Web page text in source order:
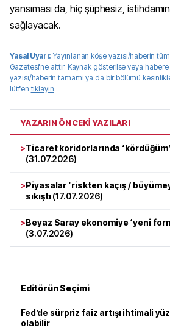
yansıması da, hiç şüphesiz, istihdamın
sağlayacak.
Yasal Uyarı: Yayınlanan köşe yazısı/haberin
Gazetesi'ne aittir. Kaynak gösterilse veya
yazısı/haberin tamamı ya da bir bölümü
lütfen tıklayın.
YAZARIN ÖNCEKİ YAZILARI
>Ticaret koridorlarında
(31.07.2026)
>Piyasalar ‘riskten kaçış /
sıkıştı(17.07.2026)
>Beyaz Saray ekonomiye ‘yeni
(3.07.2026)
Editörün Seçimi
Fed’de sürpriz faiz artışı ihtimali
olabilir